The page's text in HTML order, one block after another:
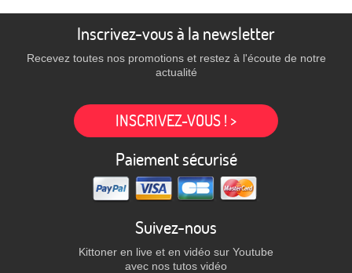
Inscrivez-vous à la newsletter
Recevez toutes nos promotions et restez à l'écoute de notre
actualité
INSCRIVEZ-VOUS ! >
Paiement sécurisé
Suivez-nous
Kittoner en live et en vidéo sur Youtube
avec nos tutos vidéo